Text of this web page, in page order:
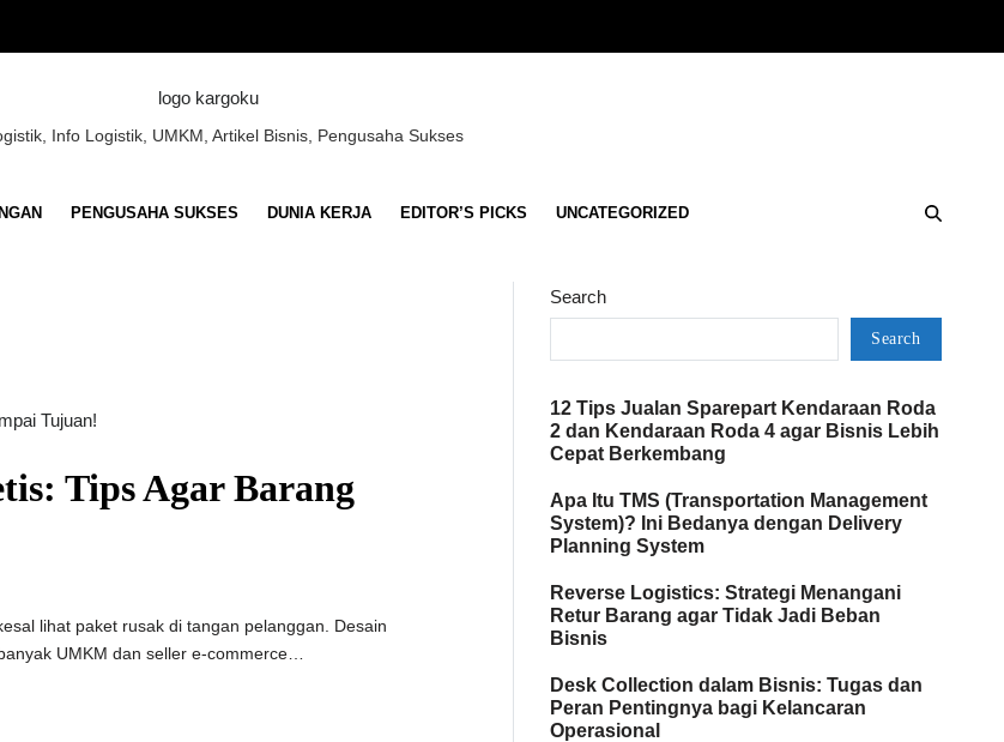
Info Logistik, UMKM, Artikel Bisnis, Pengusaha Sukses
PENGUSAHA SUKSES DUNIA KERJA EDITOR’S PICKS UNCATEGORIZED
Tips Agar Barang
lihat paket rusak di tangan pelanggan. Desain
UMKM dan seller e-commerce…
Search
Search
12 Tips Jualan Sparepart Kendaraan Roda
2 dan Kendaraan Roda 4 agar Bisnis Lebih
Cepat Berkembang
Apa Itu TMS (Transportation Management
System)? Ini Bedanya dengan Delivery
Planning System
Reverse Logistics: Strategi Menangani
Retur Barang agar Tidak Jadi Beban
Bisnis
Desk Collection dalam Bisnis: Tugas dan
Peran Pentingnya bagi Kelancaran
Operasional